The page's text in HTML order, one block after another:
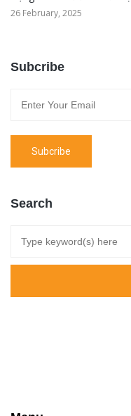
26 February, 2025
Subcribe
Search